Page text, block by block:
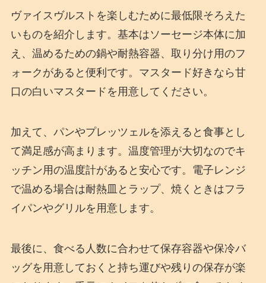
ヴァイスヴルストを楽しむために最低限そろえた
いものを紹介します。基本はソーセージ本体に加
え、温めるための鍋や耐熱容器、取り分け用のフ
ォークがあると便利です。マスタード好きなら甘
口の白いマスタードを用意してください。
加えて、パンやプレッツェルを添えると食事とし
て満足感が高まります。温度管理が大切なのでキ
ッチン用の温度計があると安心です。電子レンジ
で温める場合は耐熱皿とラップ、焼くときはフラ
イパンやグリルを用意します。
最後に、食べる人数に合わせて保存容器や保冷バ
ッグを用意しておくと持ち運びや残りの保存が楽